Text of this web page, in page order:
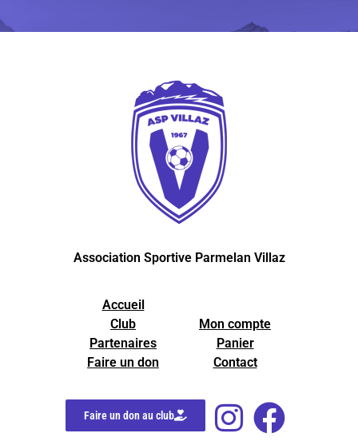
Association Sportive Parmelan Villaz
Accueil
Club
Partenaires
Faire un don
Mon compte
Panier
Contact
Faire un don au club